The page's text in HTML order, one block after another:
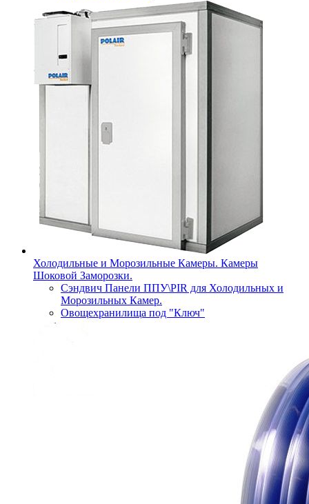
Холодильные и Морозильные Камеры. Камеры
Шоковой Заморозки.
Сэндвич Панели ППУ\PIR для Холодильных и
Морозильных Камер.
Овощехранилища под "Ключ"